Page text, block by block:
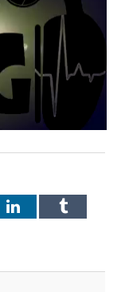
LinkedInTumblr